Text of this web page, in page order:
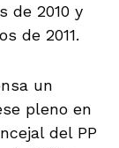
de 2010 y
de 2011.
un
pleno en
del PP